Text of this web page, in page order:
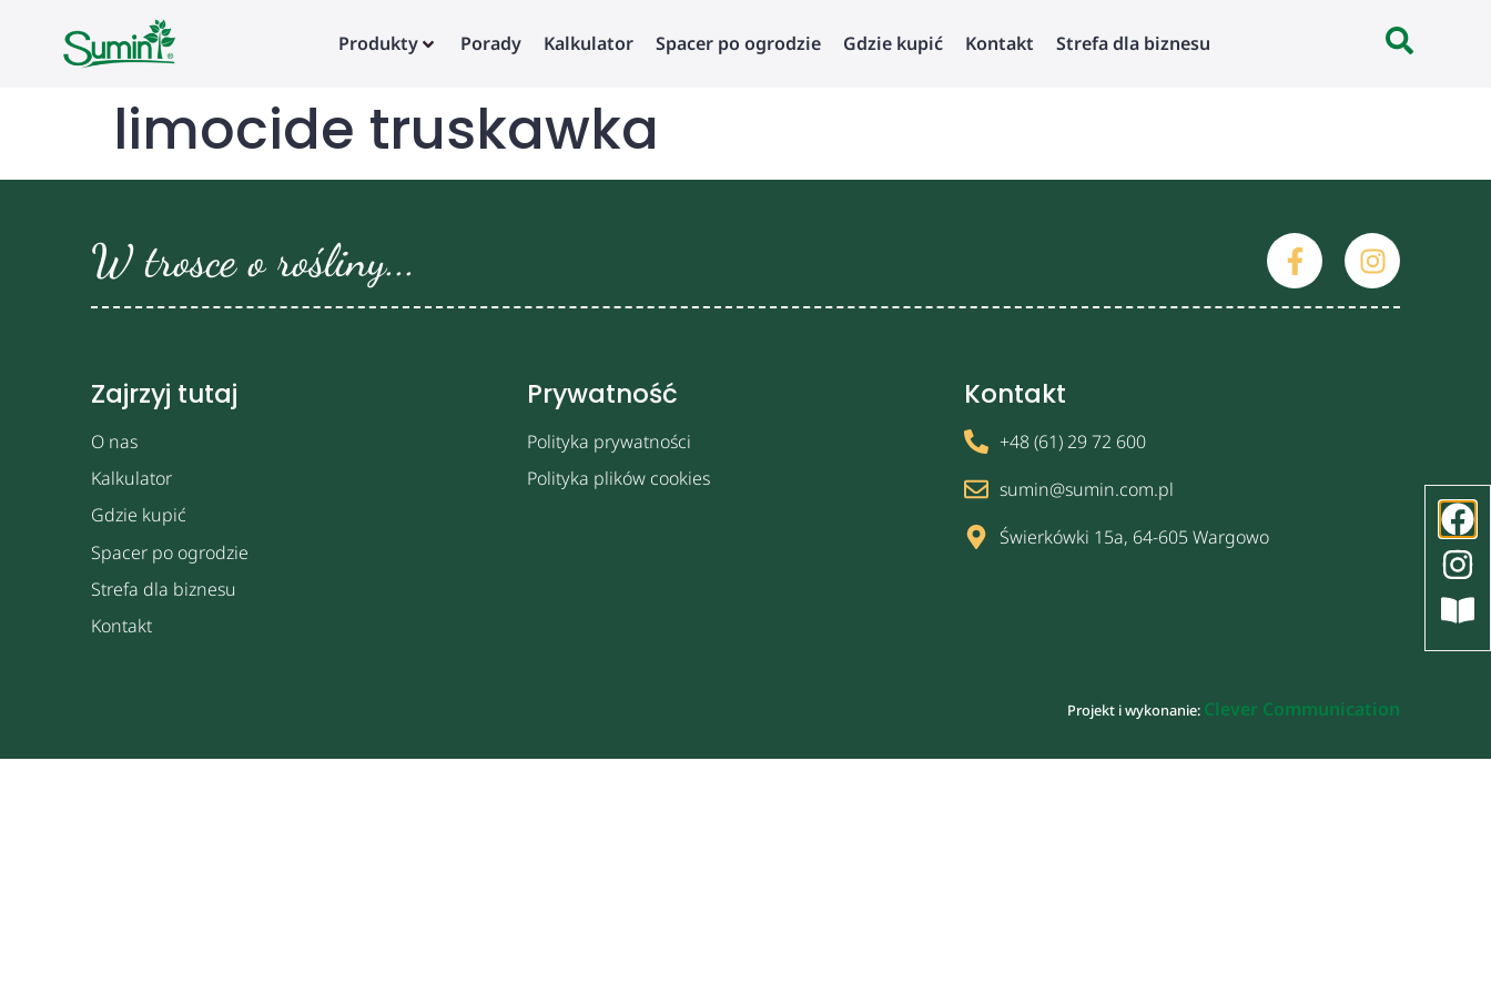
Produkty Porady Kalkulator Spacer po ogrodzie Gdzie kupić Kontakt Strefa dla biznesu
limocide truskawka
W trosce o rośliny...
Zajrzyj tutaj
O nas
Kalkulator
Gdzie kupić
Spacer po ogrodzie
Strefa dla biznesu
Kontakt
Prywatność
Polityka prywatności
Polityka plików cookies
Kontakt
+48 (61) 29 72 600
sumin@sumin.com.pl
Świerkówki 15a, 64-605 Wargowo
Projekt i wykonanie: Clever Communication